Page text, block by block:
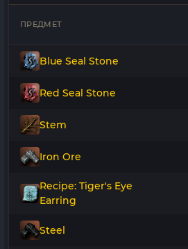
ПРЕДМЕТ
Blue Seal Stone
Red Seal Stone
Stem
Iron Ore
Recipe: Tiger's Eye
Earring
Steel